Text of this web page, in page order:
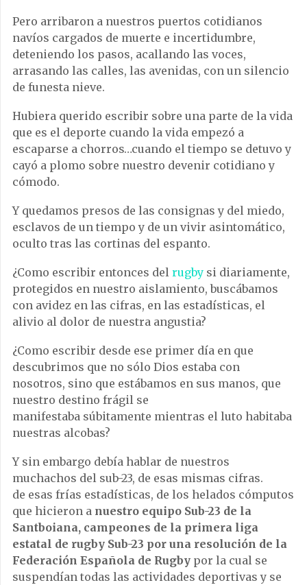
Pero arribaron a nuestros puertos cotidianos
navíos cargados de muerte e incertidumbre,
deteniendo los pasos, acallando las voces,
arrasando las calles, las avenidas, con un silencio
de funesta nieve.
Hubiera querido escribir sobre una parte de la vida
que es el deporte cuando la vida empezó a
escaparse a chorros…cuando el tiempo se detuvo y
cayó a plomo sobre nuestro devenir cotidiano y
cómodo.
Y quedamos presos de las consignas y del miedo,
esclavos de un tiempo y de un vivir asintomático,
oculto tras las cortinas del espanto.
¿Como escribir entonces del rugby si diariamente,
protegidos en nuestro aislamiento, buscábamos
con avidez en las cifras, en las estadísticas, el
alivio al dolor de nuestra angustia?
¿Como escribir desde ese primer día en que
descubrimos que no sólo Dios estaba con
nosotros, sino que estábamos en sus manos, que
nuestro destino frágil se
manifestaba súbitamente mientras el luto habitaba
nuestras alcobas?
Y sin embargo debía hablar de nuestros
muchachos del sub-23, de esas mismas cifras.
de esas frías estadísticas, de los helados cómputos
que hicieron a nuestro equipo Sub-23 de la
Santboiana, campeones de la primera liga
estatal de rugby Sub-23 por una resolución de la
Federación Española de Rugby por la cual se
suspendían todas las actividades deportivas y se